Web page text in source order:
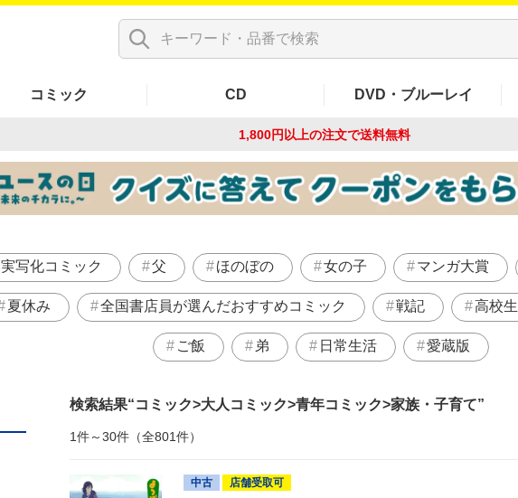
コミック CD DVD・ブルーレイ
1,800円以上の注文で送料無料
実写化コミック 父 ほのぼの 女の子 マンガ大賞
夏休み 全国書店員が選んだおすすめコミック 戦記 高校生
ご飯 弟 日常生活 愛蔵版
検索結果 コミック>大人コミック>青年コミック>家族・子育て
1件～30件（全801件）
中古 店舗受取可